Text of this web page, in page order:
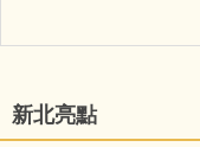
新北亮點